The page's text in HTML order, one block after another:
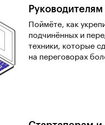
Поймёте, как
подчинённых и
техники, которые
на переговорах